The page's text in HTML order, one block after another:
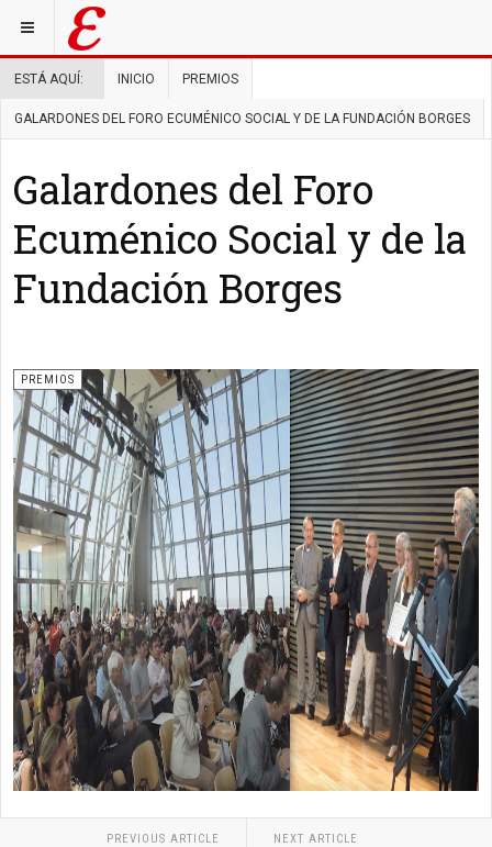
ESTÁ AQUÍ: INICIO PREMIOS
GALARDONES DEL FORO ECUMÉNICO SOCIAL Y DE LA FUNDACIÓN BORGES
Galardones del Foro
Ecuménico Social y de la
Fundación Borges
PREMIOS
PREVIOUS ARTICLE NEXT ARTICLE